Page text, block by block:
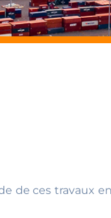
de ces travaux